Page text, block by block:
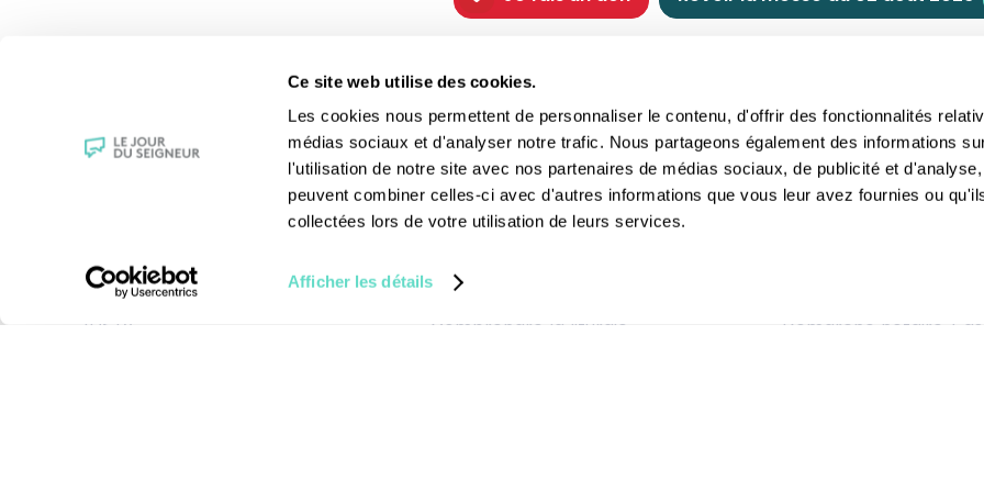
Ce site web utilise des cookies.
Les cookies nous permettent de personnaliser le contenu, d'offrir des fonctionnalités
médias sociaux et d'analyser notre trafic. Nous partageons également des informations
l'utilisation de notre site avec nos partenaires de médias sociaux, de publicité et
peuvent combiner celles-ci avec d'autres informations que vous leur avez fournies ou
collectées lors de votre utilisation de leurs services.
Afficher les détails
La messe
Magazine Le Jour du Seigneur
Générations Laudato Si’
Agenda Culturel
JDS.tv
Les fêtes chrétiennes
Les saints du jour
La Bible
Les sacrements
Le patrimoine religieux
Les recettes et traditions
Comprendre la liturgie
Comment nous
Faire un don
Réduction d’impôt
Philanthropie
Démarche notaire /